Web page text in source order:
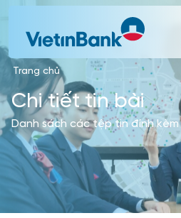
Trang chủ
Chi tiết tin bài
Danh sách các tệp tin đính kèm